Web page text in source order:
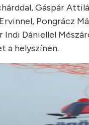
Gáspár
Pongrácz
Dániellel
a helyszínen.